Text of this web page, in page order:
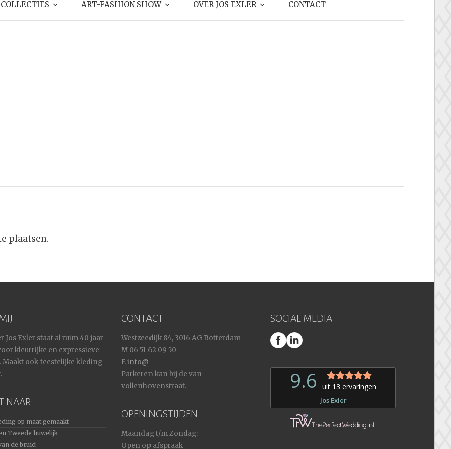
COLLECTIES ART-FASHION SHOW OVER JOS EXLER CONTACT
plaatsen.
Jos Exler staat al ruim 40 jaar
kleurrijke en expressieve
Maakt ook feestelijke kleding
CONTACT
Westzeedijk 84, 3016 AG Rotterdam
M 06 51 62 09 50
Einfo@
Parkeren kan bij de van
vollenhovenstraat.
SOCIAL MEDIA
NAAR
op maat gemaakt
Tweede huwelijk
de bruid
OPENINGSTIJDEN
Maandag t/m Zondag:
Open op afspraak